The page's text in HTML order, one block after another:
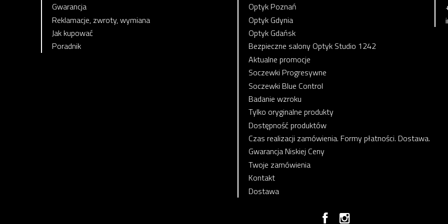
Gwarancja
Reklamacje, zwroty, wymiana
Jak kupować
Poradnik
Optyk Poznań
Optyk Gdynia
Optyk Gdańsk
Bezpieczne salony Optyk Studio 1242
Aktualne promocje
Soczewki Progresywne
Soczewki Blue Control
Badanie wzroku
Tylko oryginalne produkty
Dostępność produktów
Czas realizacji zamówienia. Formy płatności. Dostawa.
Gwarancja Niskiej Ceny
Twoje zamówienia
Kontakt
Dostawa